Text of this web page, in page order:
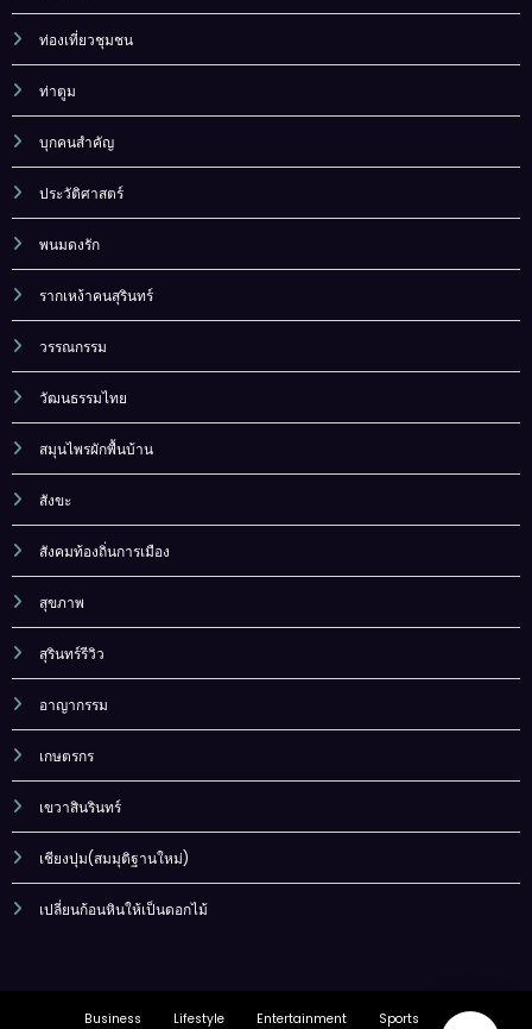
ท่องเที่ยวชุมชน
ท่าตูม
บุกคนสำคัญ
ประวัติศาสตร์
พนมดงรัก
รากเหง้าคนสุรินทร์
วรรณกรรม
วัฒนธรรมไทย
สมุนไพรผักพื้นบ้าน
สังขะ
สังคมท้องถิ่นการเมือง
สุขภาพ
สุรินทร์รีวิว
อาญากรรม
เกษตรกร
เขวาสินรินทร์
เชียงปุม(สมมุติฐานใหม่)
เปลี่ยนก้อนหินให้เป็นดอกไม้
Business Lifestyle Entertainment Sports